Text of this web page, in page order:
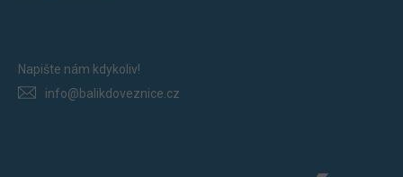
Napište nám kdykoliv!
info@balikdoveznice.cz